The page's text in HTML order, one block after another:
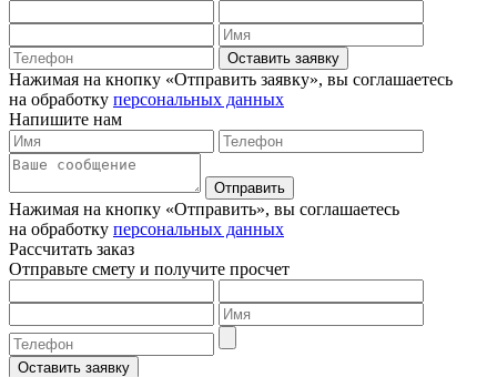
Оставить заявку
Нажимая на кнопку «Отправить заявку», вы соглашаетесь
на обработку персональных данных
Напишите нам
Отправить
Нажимая на кнопку «Отправить», вы соглашаетесь
на обработку персональных данных
Рассчитать заказ
Отправьте смету и получите просчет
Оставить заявку